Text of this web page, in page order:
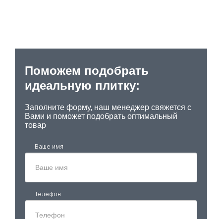
Поможем подобрать
идеальную плитку:
Заполните форму, наш менеджер свяжется с
Вами и поможет подобрать оптимальный
товар
Ваше имя
Телефон